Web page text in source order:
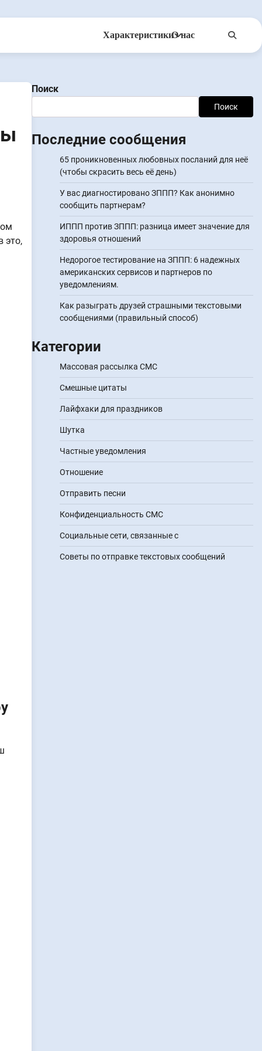
ХарактеристикиО нас
это,
Поиск
Поиск
Последние сообщения
65 проникновенных любовных посланий для неё
(чтобы скрасить весь её день)
У вас диагностировано ЗППП? Как анонимно
сообщить партнерам?
ИППП против ЗППП: разница имеет значение для
здоровья отношений
Недорогое тестирование на ЗППП: 6 надежных
американских сервисов и партнеров по
уведомлениям.
Как разыграть друзей страшными текстовыми
сообщениями (правильный способ)
Категории
Массовая рассылка СМС
Смешные цитаты
Лайфхаки для праздников
Шутка
Частные уведомления
Отношение
Отправить песни
Конфиденциальность СМС
Социальные сети, связанные с
Советы по отправке текстовых сообщений